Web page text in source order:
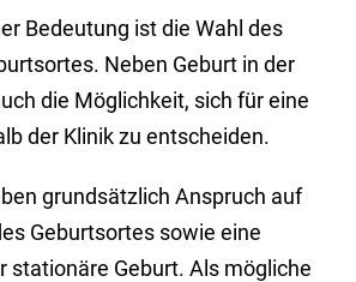
Bedeutung ist die Wahl des
Neben Geburt in der
die Möglichkeit, sich für eine
der Klinik zu entscheiden.
grundsätzlich Anspruch auf
Geburtsortes sowie eine
stationäre Geburt. Als mögliche